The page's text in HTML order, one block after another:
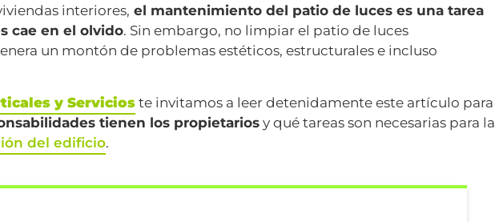
interiores, el mantenimiento del patio de luces es una tarea
cae en el olvido. Sin embargo, no limpiar el patio de luces
un montón de problemas estéticos, estructurales e incluso
y Servicios te invitamos a leer detenidamente este artículo para
tienen los propietarios y qué tareas son necesarias para la
del edificio.